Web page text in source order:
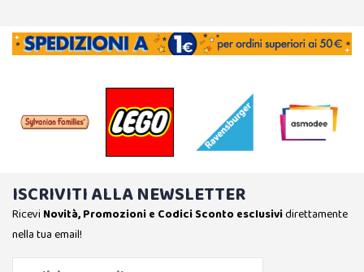
ISCRIVITI ALLA NEWSLETTER
Ricevi Novità, Promozioni e Codici Sconto esclusividirettamente
nella tua email!